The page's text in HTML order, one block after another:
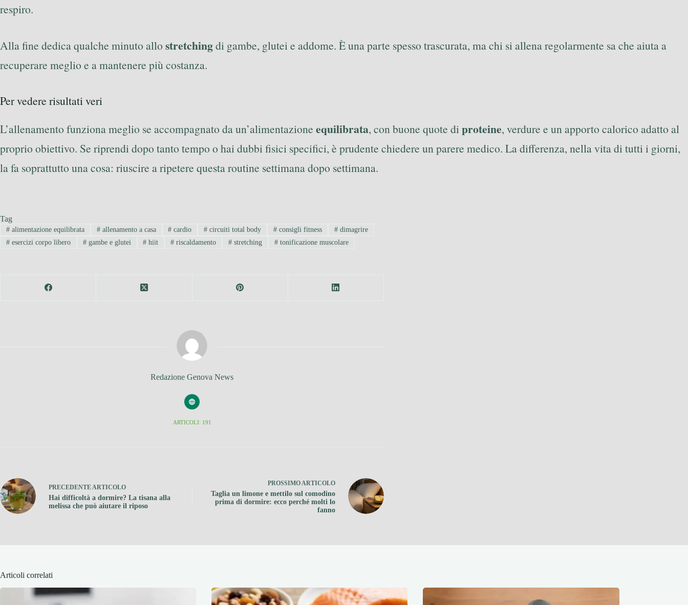
respiro.
Alla fine dedica qualche minuto allo stretchingdi gambe, glutei e addome. È una parte spesso trascurata, ma chi si allena regolarmente sa che aiuta a
recuperare meglio e a mantenere più costanza.
Per vedere risultati veri
L’allenamento funziona meglio se accompagnato da un’alimentazione equilibrata, con buone quote di proteine, verdure e un apporto calorico adatto al
proprio obiettivo. Se riprendi dopo tanto tempo o hai dubbi fisici specifici, è prudente chiedere un parere medico. La differenza, nella vita di tutti i giorni,
la fa soprattutto una cosa: riuscire a ripetere questa routine settimana dopo settimana.
Tag
#alimentazione equilibrata #allenamento a casa # cardio # circuiti total body # consigli fitness #dimagrire
#esercizi corpo libero #gambe e glutei # hiit # riscaldamento # stretching #tonificazione muscolare
Redazione Genova News
ARTICOLI: 191
PRECEDENTEARTICOLO
Hai difficoltà a dormire? La tisana alla
melissa che può aiutare il riposo
PROSSIMOARTICOLO
Taglia un limone e mettilo sul comodino
prima di dormire: ecco perché molti lo
fanno
Articoli correlati